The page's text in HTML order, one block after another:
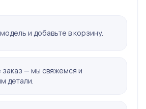
и добавьте в корзину.
— мы свяжемся и
детали.